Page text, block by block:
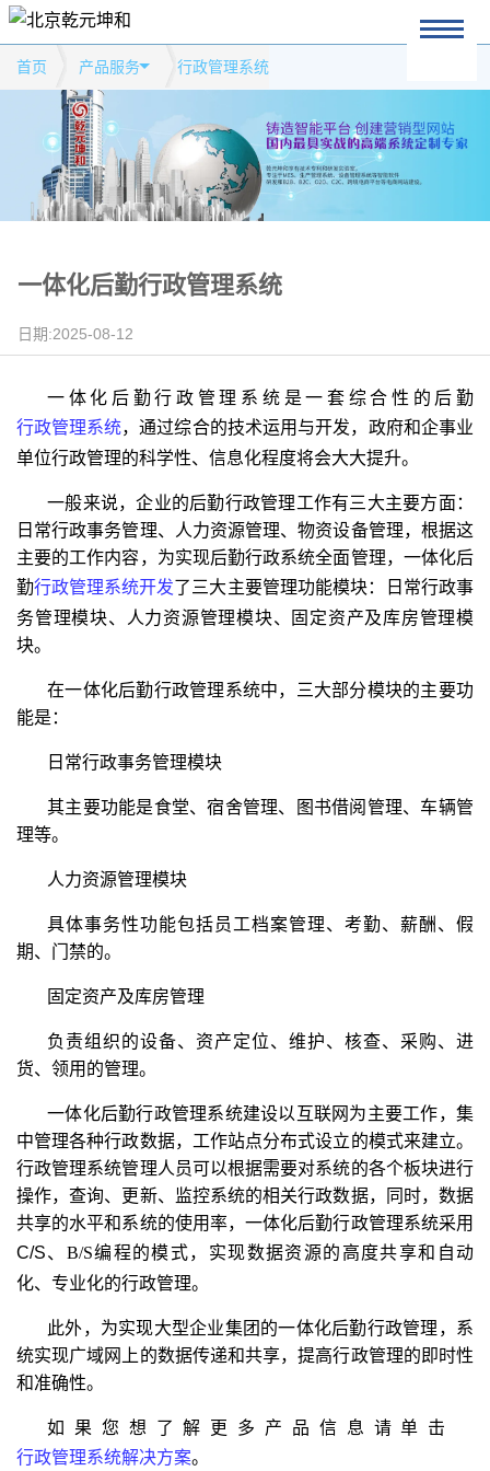
首页 产品服务 行政管理系统
一体化后勤行政管理系统
日期:2025-08-12
一体化后勤行政管理系统是一套综合性的后勤
行政管理系统，通过综合的技术运用与开发，政府和企事业
单位行政管理的科学性、信息化程度将会大大提升。
一般来说，企业的后勤行政管理工作有三大主要方面：
日常行政事务管理、人力资源管理、物资设备管理，根据这
主要的工作内容，为实现后勤行政系统全面管理，一体化后
勤行政管理系统开发了三大主要管理功能模块：日常行政事
务管理模块、人力资源管理模块、固定资产及库房管理模
块。
在一体化后勤行政管理系统中，三大部分模块的主要功
能是：
日常行政事务管理模块
其主要功能是食堂、宿舍管理、图书借阅管理、车辆管
理等。
人力资源管理模块
具体事务性功能包括员工档案管理、考勤、薪酬、假
期、门禁的。
固定资产及库房管理
负责组织的设备、资产定位、维护、核查、采购、进
货、领用的管理。
一体化后勤行政管理系统建设以互联网为主要工作，集
中管理各种行政数据，工作站点分布式设立的模式来建立。
行政管理系统管理人员可以根据需要对系统的各个板块进行
操作，查询、更新、监控系统的相关行政数据，同时，数据
共享的水平和系统的使用率，一体化后勤行政管理系统采用
C/S、 B/S编程的模式，实现数据资源的高度共享和自动
化、专业化的行政管理。
此外，为实现大型企业集团的一体化后勤行政管理，系
统实现广域网上的数据传递和共享，提高行政管理的即时性
和准确性。
如果您想了解更多产品信息请单击
行政管理系统解决方案。